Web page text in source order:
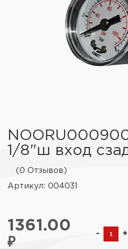
1/8"ш вход
(0 Отзывов)
Артикул: 004031
1361.00
₽
- +